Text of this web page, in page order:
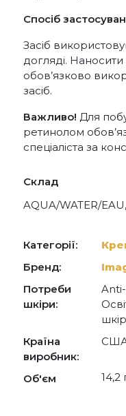
Спосіб
Засіб
догляді.
обов’язково
засіб.
Важливо! Для
ретинолом
спеціаліста за
Склад
AQUA/WATER/
STEARATE,
CETEARYL
CETYL ALCOHOL,
RETINOL, RETINYL
BAKUCHIOL,
ZINGIBER
HAEMATOCOCCUS
ACETYL
PANTHENOL,
Категорії:
Бренд:
Потреби
шкіри:
Країна
виробник:
Об'єм 14,2